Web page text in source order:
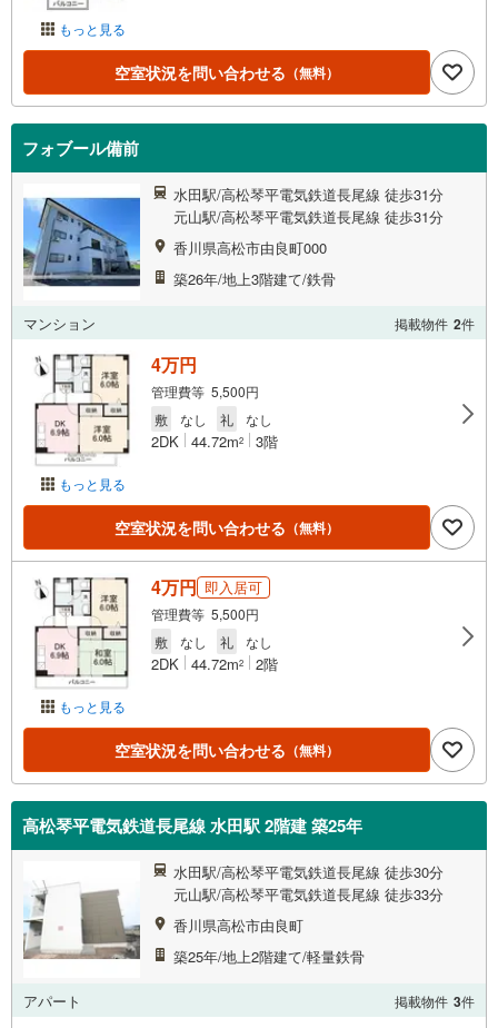
もっと見る
空室状況を問い合わせる （無料）
フォブール備前
水田駅/高松琴平電気鉄道長尾線 徒歩31分
元山駅/高松琴平電気鉄道長尾線 徒歩31分
香川県高松市由良町000
築26年/地上3階建て/鉄骨
マンション 掲載物件 2件
もっと見る
4万円
管理費等 5,500円
敷
なし 礼 なし
2DK 44.72m2 3階
空室状況を問い合わせる （無料）
もっと見る
4万円 即入居可
管理費等 5,500円
敷
なし 礼 なし
2DK 44.72m2 2階
空室状況を問い合わせる （無料）
高松琴平電気鉄道長尾線 水田駅 2階建 築25年
水田駅/高松琴平電気鉄道長尾線 徒歩30分
元山駅/高松琴平電気鉄道長尾線 徒歩33分
香川県高松市由良町
築25年/地上2階建て/軽量鉄骨
アパート 掲載物件 3件